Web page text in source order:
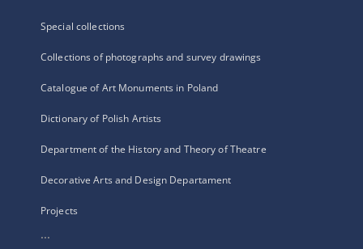
Special collections
Collections of photographs and survey drawings
Catalogue of Art Monuments in Poland
Dictionary of Polish Artists
Department of the History and Theory of Theatre
Decorative Arts and Design Departament
Projects
...